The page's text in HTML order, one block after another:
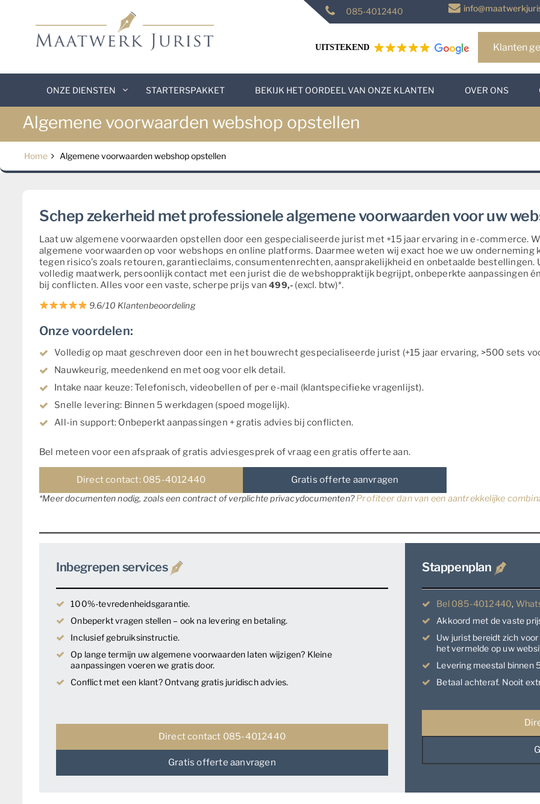
085-4012440
UITSTEKEND Klanten
ONZE DIENSTEN STARTERSPAKKET BEKIJK HET OORDEEL VAN ONZE KLANTEN OVER ONS
Algemene voorwaarden webshop opstellen
Home Algemene voorwaarden webshop opstellen
Schep zekerheid met professionele algemene voorwaarden voor uw
Laat uw algemene voorwaarden opstellen door een gespecialiseerde jurist met +15 jaar ervaring in e-commerce.
algemene voorwaarden op voor webshops en online platforms. Daarmee weten wij exact hoe we uw onderneming
tegen risico’s zoals retouren, garantieclaims, consumentenrechten, aansprakelijkheid en onbetaalde bestellingen.
volledig maatwerk, persoonlijk contact met een jurist die de webshoppraktijk begrijpt, onbeperkte aanpassingen
bij conflicten. Alles voor een vaste, scherpe prijs van499,- (excl. btw)*.
9.6/10 Klantenbeoordeling
Onze voordelen:
Volledig op maat geschreven door een in het bouwrecht gespecialiseerde jurist (+15 jaar ervaring, >500 sets
Nauwkeurig, meedenkend en met oog voor elk detail.
Intake naar keuze: Telefonisch, videobellen of per e-mail (klantspecifieke vragenlijst).
Snelle levering: Binnen 5 werkdagen (spoed mogelijk).
All-in support: Onbeperkt aanpassingen + gratis advies bij conflicten.
Bel meteen voor een afspraak of gratis adviesgesprek of vraag een gratis offerte aan.
Direct contact: 085-4012440 Gratis offerte aanvragen
*Meer documenten nodig, zoals een contract of verplichte privacydocumenten?Profiteer dan van een aantrekkelijke
Inbegrepen services
100%-tevredenheidsgarantie.
Onbeperkt vragen stellen – ook na levering en betaling.
Inclusief gebruiksinstructie.
Op lange termijn uw algemene voorwaarden laten wijzigen? Kleine
aanpassingen voeren we gratis door.
Conflict met een klant? Ontvang gratis juridisch advies.
Direct contact 085-4012440
Gratis offerte aanvragen
Stappenplan
Bel 085-4012440,
Akkoord met de vaste
Uw jurist bereidt zich
het vermelde op uw
Levering meestal binnen
Betaal achteraf. Nooit